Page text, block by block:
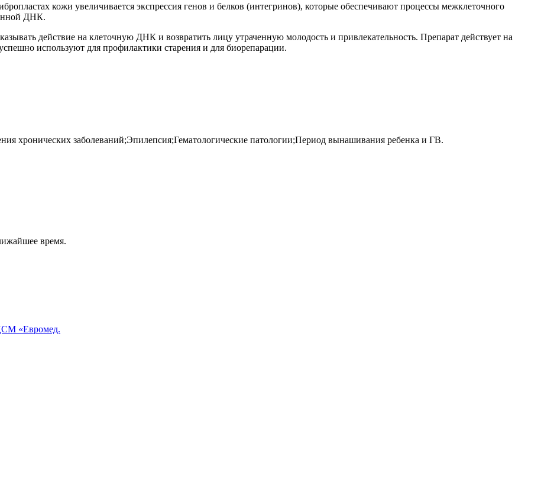
кожи увеличивается экспрессия генов и белков (интегринов), которые обеспечивают процессы межклеточного
ДНК.
действие на клеточную ДНК и возвратить лицу утраченную молодость и привлекательность. Препарат действует на
используют для профилактики старения и для биорепарации.
хронических заболеваний;Эпилепсия;Гематологические патологии;Период вынашивания ребенка и ГВ.
время.
«Евромед.